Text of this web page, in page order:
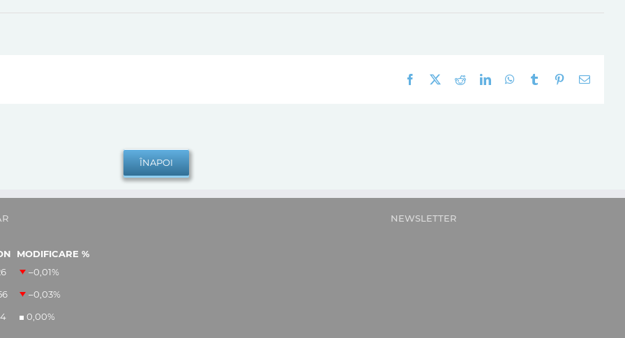
Facebook RedditLinkedInWhatsApp
Tumblr Pinterest
E-
MODIFICARE %
–0,01%
–0,03%
0,00%
NEWSLETTER